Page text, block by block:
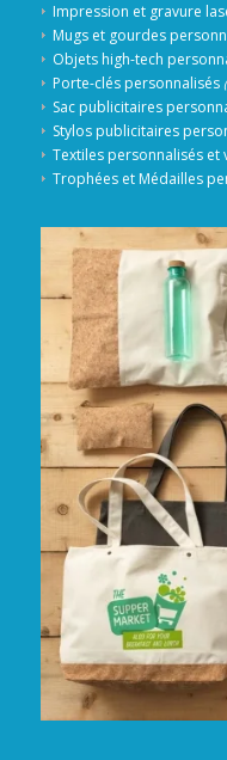
Impression et gravure
Mugs et gourdes
Objets high-tech
Porte-clés personnalisés
Sac publicitaires
Stylos publicitaires
Textiles personnalisés
Trophées et Médailles